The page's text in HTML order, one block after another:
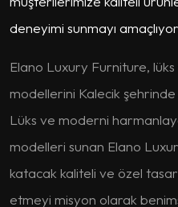
deneyimi sunmayı
Elano Luxury Furniture, lüks
modellerini Kalecik
Lüks ve moderni
modelleri sunan Elano
katacak kaliteli ve özel
etmeyi misyon olarak